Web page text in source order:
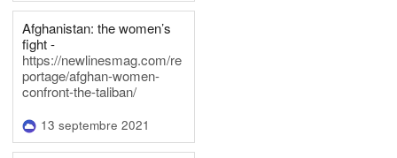
Afghanistan: the women’s
fight -
https://newlinesmag.com/re
portage/afghan-women-
confront-the-taliban/
13 septembre 2021